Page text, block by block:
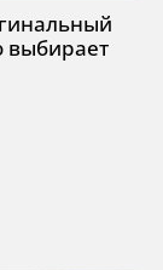
выбирает